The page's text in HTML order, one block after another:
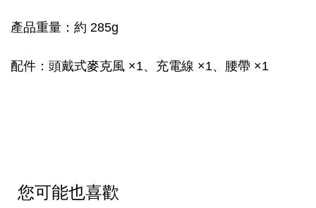
產品重量：約 285g
配件：頭戴式麥克風 ×1、充電線 ×1、腰帶 ×1
您可能也喜歡